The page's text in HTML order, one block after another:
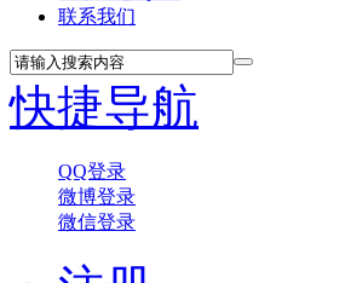
联系我们
快捷导航
QQ登录
微博登录
微信登录